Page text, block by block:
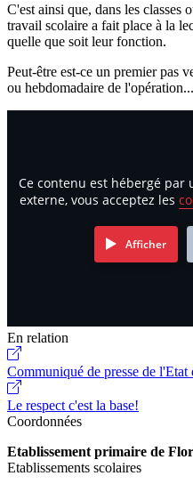
C'est ainsi que, dans les classes
travail scolaire a fait place à la
quelle que soit leur fonction.
Peut-être est-ce un premier pas
ou hebdomadaire de l'opération...
Ce contenu est hébergé par
externe, vous acceptez les
Afficher
En relation
Communiqué de presse de l'Etat
Le respect c'est la base!
Coordonnées
Etablissement primaire de
Etablissements scolaires